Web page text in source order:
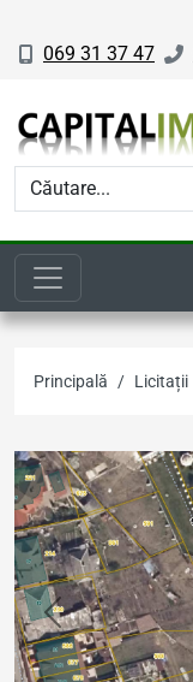
069 31 37 47
Principală Licitații
Previous